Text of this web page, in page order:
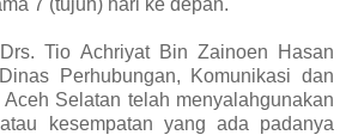
Tio Achriyat Bin Zainoen Hasan
Perhubungan, Komunikasi dan
Aceh Selatan telah menyalahgunakan
kesempatan yang ada padanya